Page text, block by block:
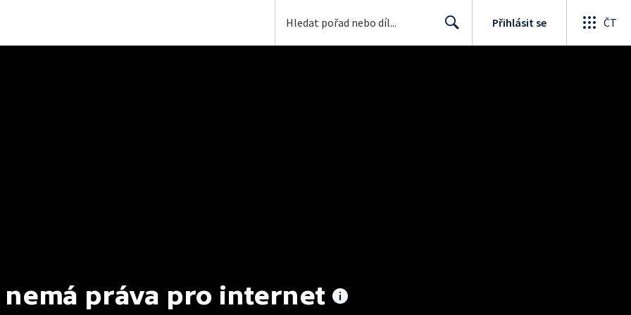
Přihlásit se ČT
nemá práva pro internet